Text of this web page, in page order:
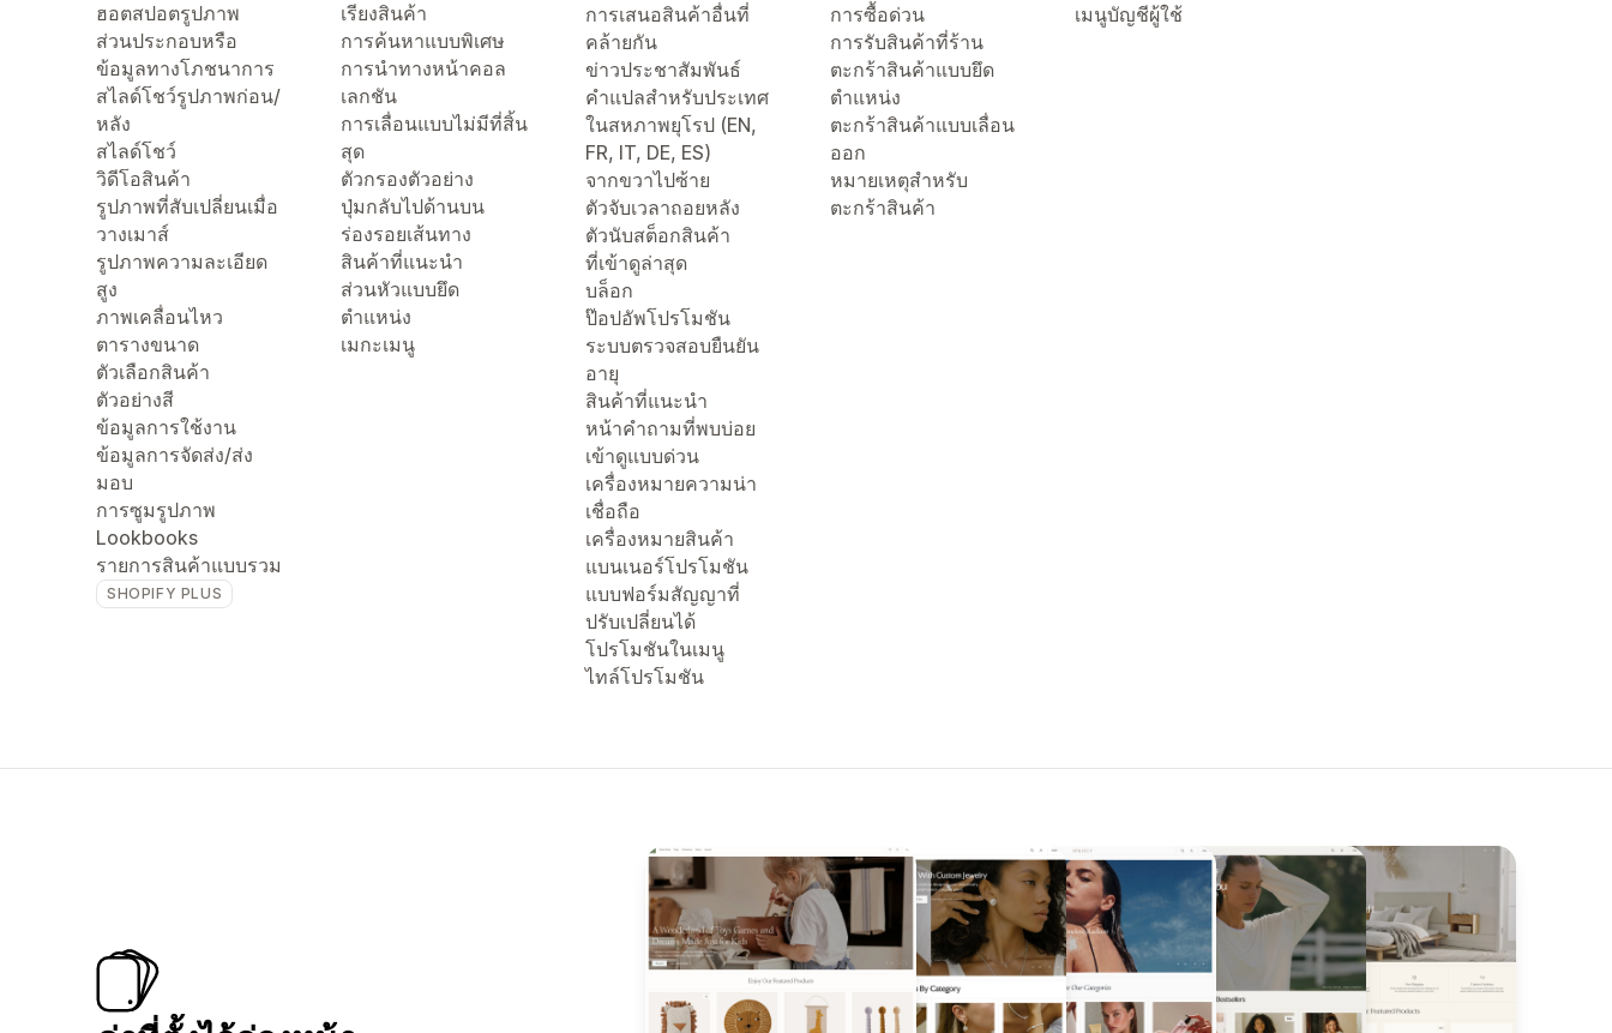
ฮอตสปอตรูปภาพ
ส่วนประกอบหรือ
ข้อมูลทางโภชนาการ
สไลด์โชว์รูปภาพก่อน/
หลัง
สไลด์โชว์
วิดีโอสินค้า
รูปภาพที่สับเปลี่ยนเมื่อ
วางเมาส์
รูปภาพความละเอียด
สูง
ภาพเคลื่อนไหว
ตารางขนาด
ตัวเลือกสินค้า
ตัวอย่างสี
ข้อมูลการใช้งาน
ข้อมูลการจัดส่ง/ส่ง
มอบ
การซูมรูปภาพ
Lookbooks
รายการสินค้าแบบรวม
SHOPIFY PLUS
เรียงสินค้า
การค้นหาแบบพิเศษ
การนำทางหน้าคอล
เลกชัน
การเลื่อนแบบไม่มีที่สิ้น
สุด
ตัวกรองตัวอย่าง
ปุ่มกลับไปด้านบน
ร่องรอยเส้นทาง
สินค้าที่แนะนำ
ส่วนหัวแบบยึด
ตำแหน่ง
เมกะเมนู
การเสนอสินค้าอื่นที่
คล้ายกัน
ข่าวประชาสัมพันธ์
คำแปลสำหรับประเทศ
ในสหภาพยุโรป (EN,
FR, IT, DE, ES)
จากขวาไปซ้าย
ตัวจับเวลาถอยหลัง
ตัวนับสต็อกสินค้า
ที่เข้าดูล่าสุด
บล็อก
ป๊อปอัพโปรโมชัน
ระบบตรวจสอบยืนยัน
อายุ
สินค้าที่แนะนำ
หน้าคำถามที่พบบ่อย
เข้าดูแบบด่วน
เครื่องหมายความน่า
เชื่อถือ
เครื่องหมายสินค้า
แบนเนอร์โปรโมชัน
แบบฟอร์มสัญญาที่
ปรับเปลี่ยนได้
โปรโมชันในเมนู
ไทล์โปรโมชัน
การซื้อด่วน
การรับสินค้าที่ร้าน
ตะกร้าสินค้าแบบยึด
ตำแหน่ง
ตะกร้าสินค้าแบบเลื่อน
ออก
หมายเหตุสำหรับ
ตะกร้าสินค้า
เมนูบัญชีผู้ใช้